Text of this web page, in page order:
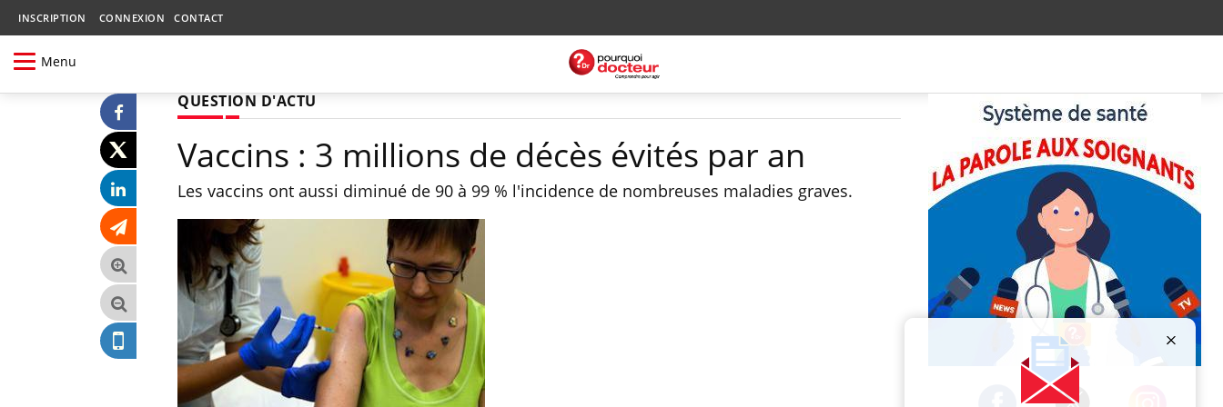
INSCRIPTION CONNEXION CONTACT
Menu
QUESTION D'ACTU
Vaccins : 3 millions de décès évités par an
Les vaccins ont aussi diminué de 90 à 99 % l'incidence de nombreuses maladies graves.